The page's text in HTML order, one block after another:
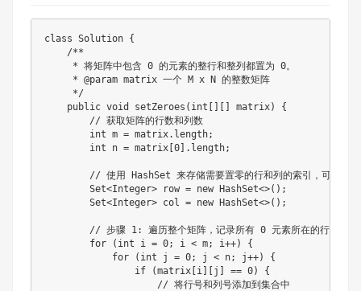
class Solution {
/**
     * 将矩阵中包含 0 的元素的整行和整列都置为 0。
     * @param matrix 一个 M x N 的整数矩阵
     */
public void setZeroes ( int [ ] [ ] matrix)
{
// 获取矩阵的行数和列数
int m = matrix. length;
int n = matrix [0] . length;
// 使用 HashSet 来存储需要置零的行和列的索引，可以自动
Set<Integer> row = new HashSet<>( ) ;
Set<Integer> col = new HashSet<>( ) ;
// 步骤 1: 遍历整个矩阵，记录所有 0 元素所在的行和列索
for
( int i = 0; i < m; i++)
{
for
( int j = 0; j < n; j++)
{
if
(matrix [i ] [j ] == 0)
{
// 将行号和列号添加到集合中